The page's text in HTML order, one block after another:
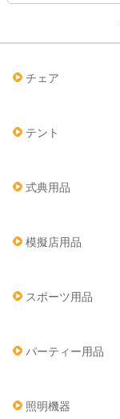
チェア
テント
式典用品
模擬店用品
スポーツ用品
パーティー用品
照明機器